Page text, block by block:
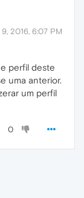
9, 2016, 6:07 PM
perfil deste
uma anterior.
um perfil
0